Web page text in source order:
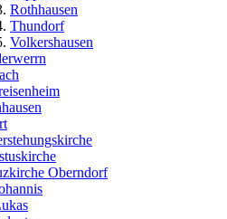
Rothhausen
Thundorf
Volkershausen
Oberndorf